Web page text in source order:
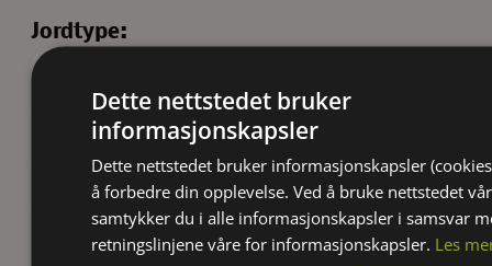
Jordtype:
Næringsrik pH 5-7 (lett sur)
pH5-6 (sur, kalkfattig) Sandholdig
Veldrenert
Lysforhold:
Dette nettstedet bruker
informasjonskapsler
Dette nettstedet bruker informasjonskapsler
å forbedre din opplevelse. Ved å bruke nettstedet
samtykker du i alle informasjonskapsler i samsvar
retningslinjene våre for informasjonskapsler. Les